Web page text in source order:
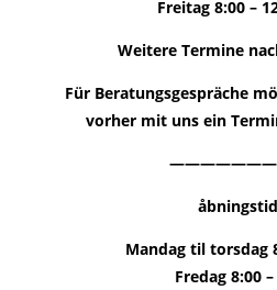
Freitag 8:00 –
Weitere Termine
Für Beratungsgespräche
vorher mit uns ein
Mandag til torsdag
Fredag ​​8:00